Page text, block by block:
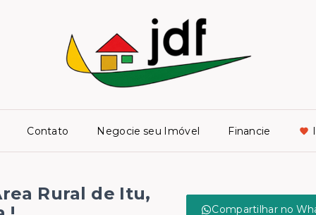
Contato Negocie seu Imóvel Financie
Rural de Itu,
Compartilhar no